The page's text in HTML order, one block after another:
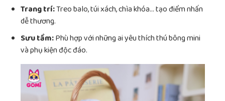
Trang trí:Treo balo, túi xách, chìa khóa… tạo điểm nhấn
dễ thương.
Sưu tầm:Phù hợp với những ai yêu thích thú bông mini
và phụ kiện độc đáo.